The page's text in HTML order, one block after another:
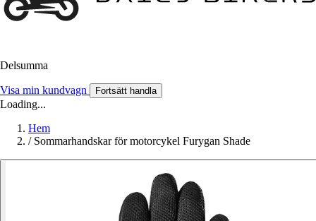
Delsumma
Visa min kundvagn Fortsätt handla
Loading...
Hem
/ Sommarhandskar för motorcykel Furygan Shade